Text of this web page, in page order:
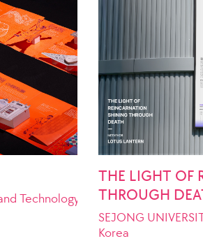
Technology
THE LIGHT OF
THROUGH
SEJONG
Korea